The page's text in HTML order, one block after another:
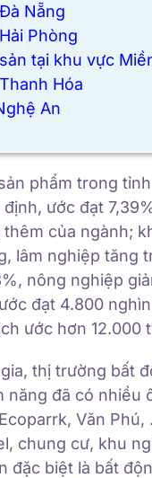
Đà Nẵng
Hải Phòng
tại khu vực
Thanh Hóa
An
phẩm trong
ước đạt
của ngành;
lâm nghiệp
nông nghiệp
đạt 4.800
ước hơn 12.000
thị trường bất
đã có
Văn
chung cư, khu
đặc biệt là bất